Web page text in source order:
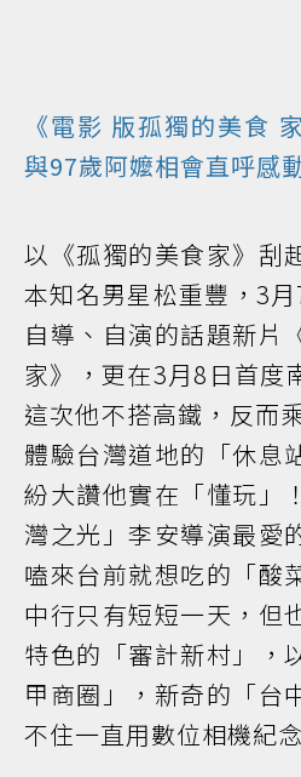
《電影 版孤獨的美食
與97歲阿嬤相會直呼感
以《孤獨的美食家》刮
本知名男星松重豐，3
自導、自演的話題新片
家》，更在3月8日首度
這次他不搭高鐵，反而
體驗台灣道地的「休息
紛大讚他實在「懂玩」
灣之光」李安導演最愛
嗑來台前就想吃的「酸
中行只有短短一天，但
特色的「審計新村」，
甲商圈」，新奇的「台
不住一直用數位相機紀